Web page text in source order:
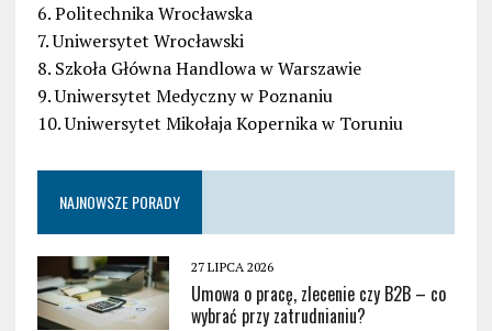
6. Politechnika Wrocławska
7. Uniwersytet Wrocławski
8. Szkoła Główna Handlowa w Warszawie
9. Uniwersytet Medyczny w Poznaniu
10. Uniwersytet Mikołaja Kopernika w Toruniu
NAJNOWSZE PORADY
27 LIPCA 2026
Umowa o pracę, zlecenie czy B2B – co
wybrać przy zatrudnianiu?